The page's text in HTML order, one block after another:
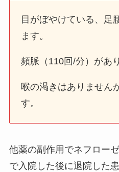
目がぼやけている、足
ます。
頻脈（110回/分）があ
喉の渇きはありません
す。
他薬の副作用でネフロー
で入院した後に退院した